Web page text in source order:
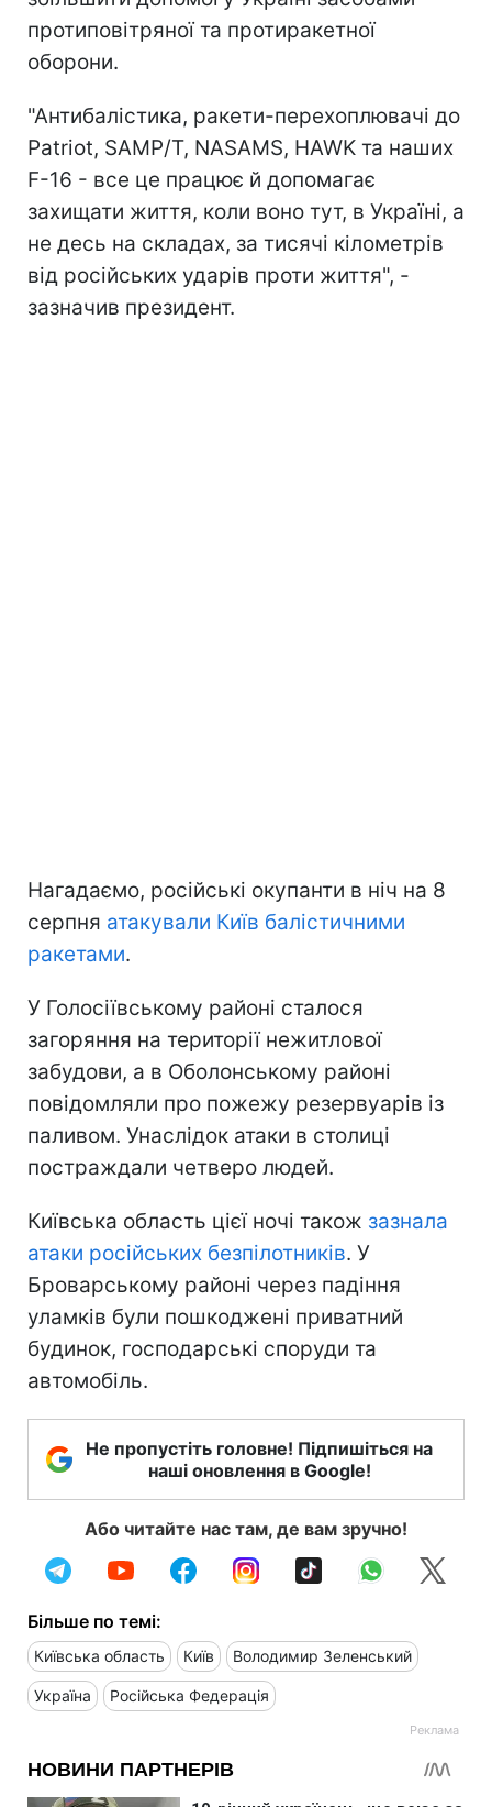
протиповітряної та протиракетної
оборони.
"Антибалістика, ракети-перехоплювачі до
Patriot, SAMP/T, NASAMS, HAWK та наших
F-16 - все це працює й допомагає
захищати життя, коли воно тут, в Україні, а
не десь на складах, за тисячі кілометрів
від російських ударів проти життя", -
зазначив президент.
Нагадаємо, російські окупанти в ніч на 8
серпня атакували Київ балістичними
ракетами.
У Голосіївському районі сталося
загоряння на території нежитлової
забудови, а в Оболонському районі
повідомляли про пожежу резервуарів із
паливом. Унаслідок атаки в столиці
постраждали четверо людей.
Київська область цієї ночі також зазнала
атаки російських безпілотників. У
Броварському районі через падіння
уламків були пошкоджені приватний
будинок, господарські споруди та
автомобіль.
Не пропустіть головне! Підпишіться на
наші оновлення в Google!
Або читайте нас там, де вам зручно!
Більше по темі:
Київська область Київ Володимир Зеленський
Україна Російська Федерація